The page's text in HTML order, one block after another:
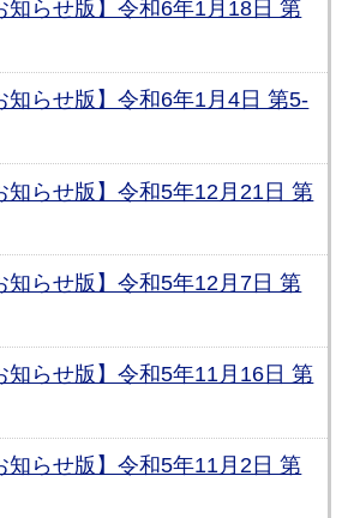
知らせ版】令和6年1月18日 第
知らせ版】令和6年1月4日 第5-
知らせ版】令和5年12月21日 第
知らせ版】令和5年12月7日 第
知らせ版】令和5年11月16日 第
知らせ版】令和5年11月2日 第